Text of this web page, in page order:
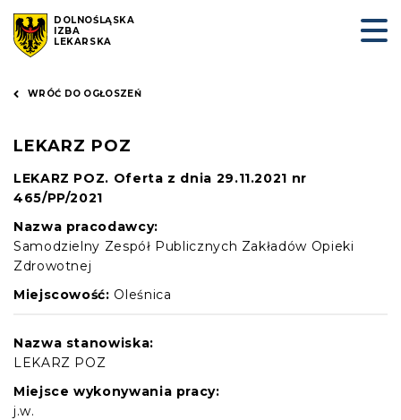
DOLNOŚLĄSKA
IZBA
LEKARSKA
WRÓĆ DO OGŁOSZEŃ
LEKARZ POZ
LEKARZ POZ. Oferta z dnia 29.11.2021 nr
465/PP/2021
Nazwa pracodawcy:
Samodzielny Zespół Publicznych Zakładów Opieki
Zdrowotnej
Miejscowość: Oleśnica
Nazwa stanowiska:
LEKARZ POZ
Miejsce wykonywania pracy:
j.w.